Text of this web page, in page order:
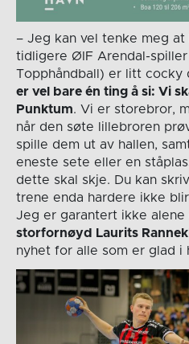
– Jeg kan vel tenke meg at
tidligere ØIF Arendal-spiller
Topphåndball) er litt cocky
er vel bare én ting å si: Vi
Punktum. Vi er storebror,
når den søte lillebroren
spille dem ut av hallen,
eneste sete eller en
dette skal skje. Du kan
trene enda hardere ikke
Jeg er garantert ikke alene
storfornøyd Laurits
nyhet for alle som er glad i